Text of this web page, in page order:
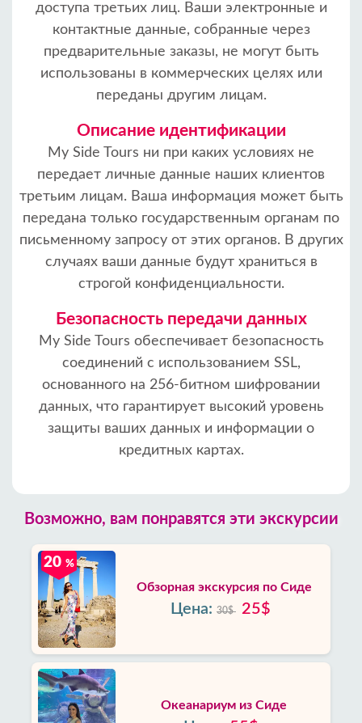
доступа третьих лиц. Ваши электронные и
контактные данные, собранные через
предварительные заказы, не могут быть
использованы в коммерческих целях или
переданы другим лицам.
Описание идентификации
My Side Tours ни при каких условиях не
передает личные данные наших клиентов
третьим лицам. Ваша информация может быть
передана только государственным органам по
письменному запросу от этих органов. В других
случаях ваши данные будут храниться в
строгой конфиденциальности.
Безопасность передачи данных
My Side Tours обеспечивает безопасность
соединений с использованием SSL,
основанного на 256-битном шифровании
данных, что гарантирует высокий уровень
защиты ваших данных и информации о
кредитных картах.
Возможно, вам понравятся эти экскурсии
20 %
Обзорная экскурсия по Сиде
Цена: 30$ 25$
Океанариум из Сиде